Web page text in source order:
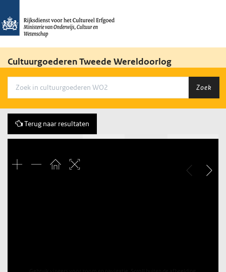
Cultuurgoederen Tweede Wereldoorlog
Zoek
Terug naar resultaten